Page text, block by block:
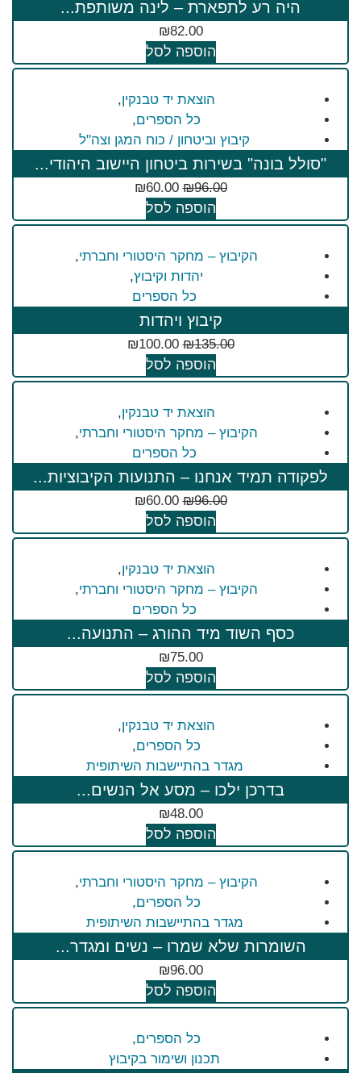
היה רע לתפארת – לינה משותפת...
₪82.00
הוספה לסל
הוצאת יד טבנקין,
כל הספרים,
קיבוץ וביטחון / כוח המגן וצה"ל
"סולל בונה" בשירות ביטחון היישוב היהודי...
₪96.00
₪60.00
הוספה לסל
הקיבוץ – מחקר היסטורי וחברתי,
יהדות וקיבוץ,
כל הספרים
קיבוץ ויהדות
₪135.00
₪100.00
הוספה לסל
הוצאת יד טבנקין,
הקיבוץ – מחקר היסטורי וחברתי,
כל הספרים
לפקודה תמיד אנחנו – התנועות הקיבוציות...
₪96.00
₪60.00
הוספה לסל
הוצאת יד טבנקין,
הקיבוץ – מחקר היסטורי וחברתי,
כל הספרים
כסף השוד מיד ההורג – התנועה...
₪75.00
הוספה לסל
הוצאת יד טבנקין,
כל הספרים,
מגדר בהתיישבות השיתופית
בדרכן ילכו – מסע אל הנשים...
₪48.00
הוספה לסל
הקיבוץ – מחקר היסטורי וחברתי,
כל הספרים,
מגדר בהתיישבות השיתופית
השומרות שלא שמרו – נשים ומגדר...
₪96.00
הוספה לסל
כל הספרים,
תכנון ושימור בקיבוץ